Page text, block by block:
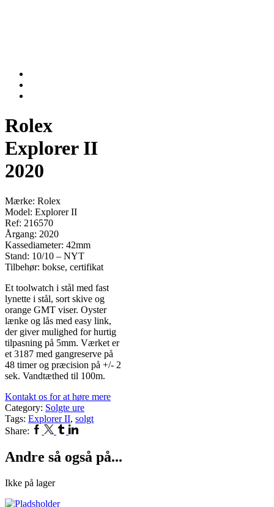
Rolex
Explorer II
2020
Mærke: Rolex
Model: Explorer II
Ref: 216570
Årgang: 2020
Kassediameter: 42mm
Stand: 10/10 – NYT
Tilbehør: bokse, certifikat
Et toolwatch i stål med fast
lynette i stål, sort skive og
orange GMT viser. Oyster
lænke og lås med easy link,
der giver mulighed for hurtig
tilpasning på 5mm. Værket er
et 3187 med gangreserve på
48 timer og præcision på +/- 2
sek. Vandtæthed til 100m.
Kontakt os for at høre mere
Category: Solgte ure
Tags: Explorer II, solgt
Share: Facebook
Twitter
TumblrLinkedin
Andre så også på...
Ikke på lager